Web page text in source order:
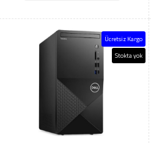
Ücretsiz Kargo
Stokta yok